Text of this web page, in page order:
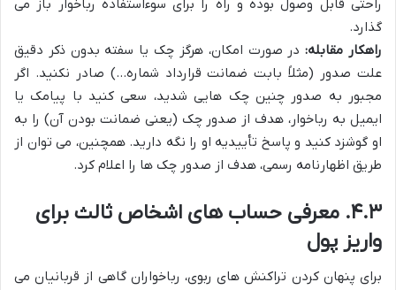
راحتی قابل وصول بوده و راه را برای سوءاستفاده رباخوار باز می
گذارد.
راهکار مقابله:در صورت امکان، هرگز چک یا سفته بدون ذکر دقیق
علت صدور (مثلاً بابت ضمانت قرارداد شماره…) صادر نکنید. اگر
مجبور به صدور چنین چک هایی شدید، سعی کنید با پیامک یا
ایمیل به رباخوار، هدف از صدور چک (یعنی ضمانت بودن آن) را به
او گوشزد کنید و پاسخ تأییدیه او را نگه دارید. همچنین، می توان از
طریق اظهارنامه رسمی، هدف از صدور چک ها را اعلام کرد.
۴.۳. معرفی حساب های اشخاص ثالث برای
واریز پول
برای پنهان کردن تراکنش های ربوی، رباخواران گاهی از قربانیان می